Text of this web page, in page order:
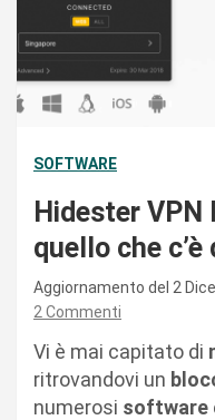
SOFTWARE
Hidester
quello che c’è
Aggiornamento del 2
2 Commenti
Vi è mai capitato di
ritrovandovi un
numerosi software